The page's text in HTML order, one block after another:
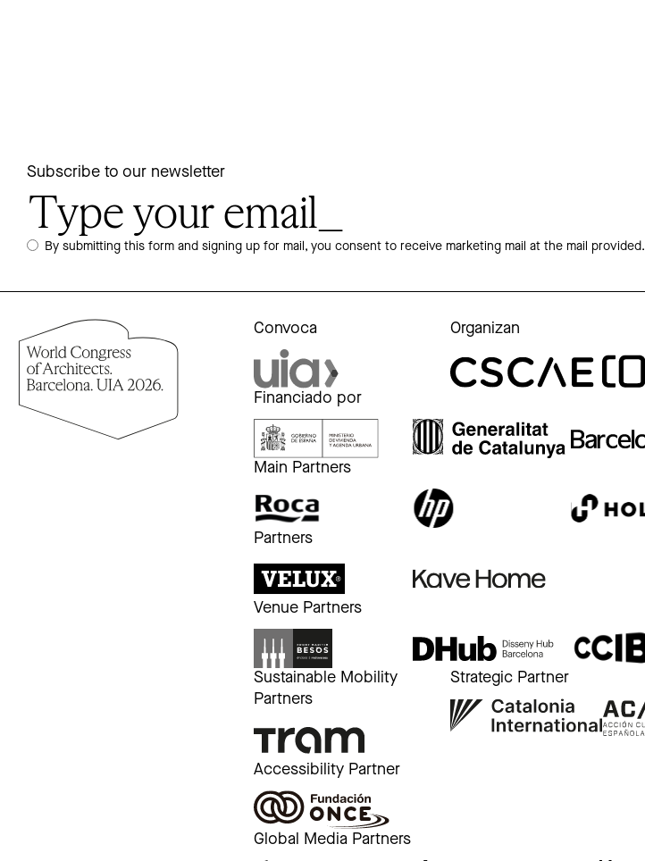
Subscribe to our newsletter
By submitting this form and signing up for mail, you consent to receive marketing mail at the mail provided.
Convoca Organizan
Financiado por
Main Partners
Partners
Venue Partners
Sustainable Mobility
Partners
Strategic Partner
Accessibility Partner
Global Media Partners